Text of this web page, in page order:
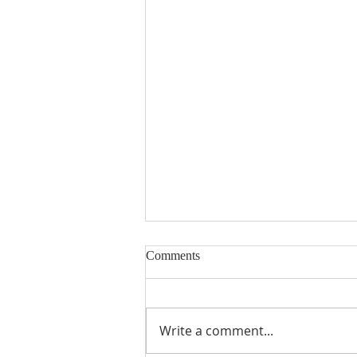
Comments
Write a comment...